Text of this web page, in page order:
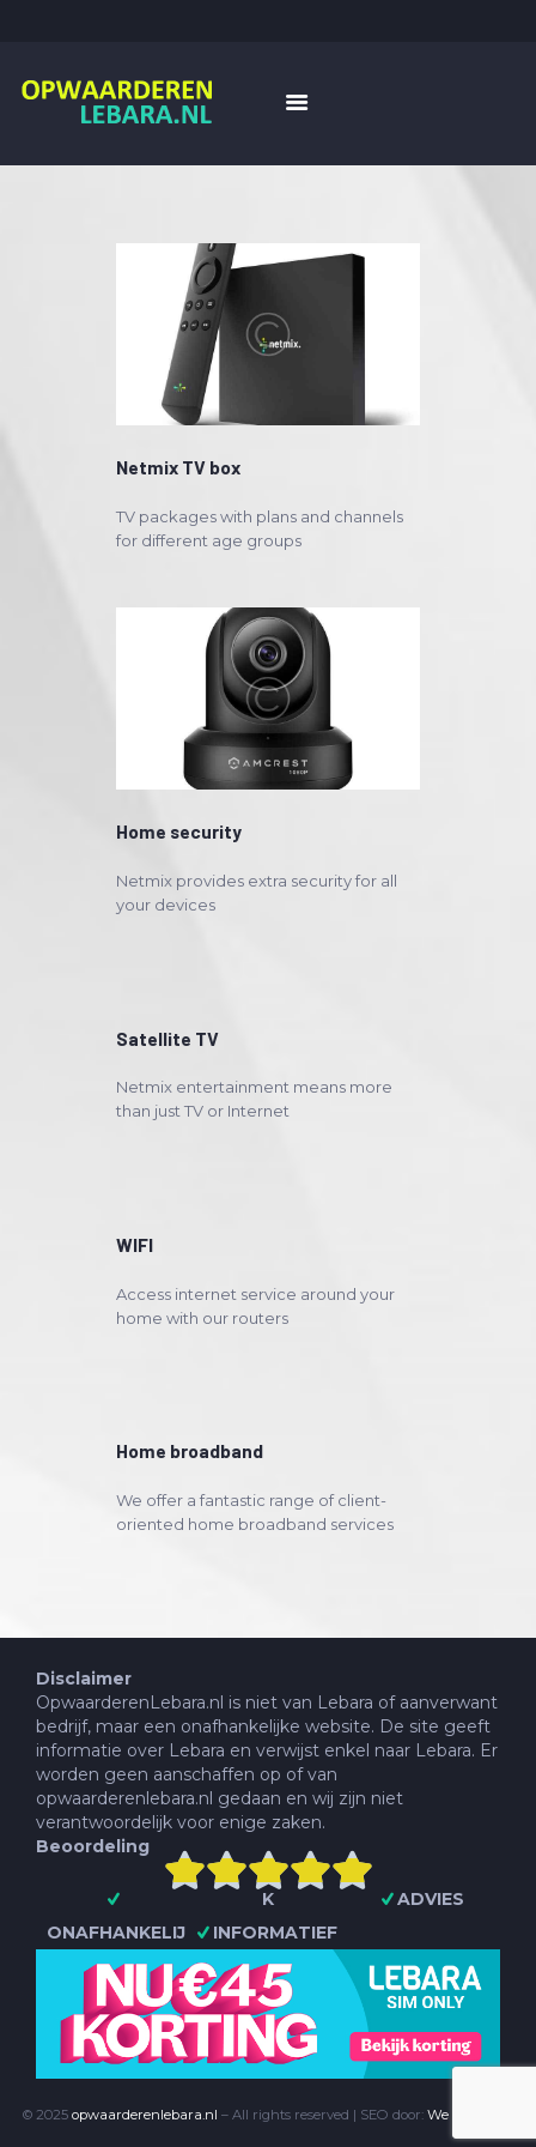
ADVERTEREN
Netmix TV box
TV packages with plans and channels
for different age groups
Home security
Netmix provides extra security for all
your devices
Satellite TV
Netmix entertainment means more
than just TV or Internet
WIFI
Access internet service around your
home with our routers
Home broadband
We offer a fantastic range of client-
oriented home broadband services
Disclaimer
OpwaarderenLebara.nl is niet van Lebara of aanverwant
bedrijf, maar een onafhankelijke website. De site geeft
informatie over Lebara en verwijst enkel naar Lebara. Er
worden geen aanschaffen op of van
opwaarderenlebara.nl gedaan en wij zijn niet
verantwoordelijk voor enige zaken.
Beoordeling

ONAFHANKELIJ
K
INFORMATIEF
ADVIES
© 2025 opwaarderenlebara.nl – All rights reserved | SEO door: We Talk